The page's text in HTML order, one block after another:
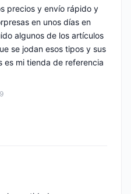
precios y envío rápido y
en unos días en
algunos de los artículos
se jodan esos tipos y sus
es mi tienda de referencia